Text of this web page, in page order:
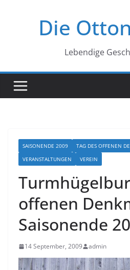
Die
Lebendige
SAISONENDE 2009 TAG DES OFFENEN
VERANSTALTUNGEN
VEREIN
offenen
Saisonende
14 September, 2009 admin